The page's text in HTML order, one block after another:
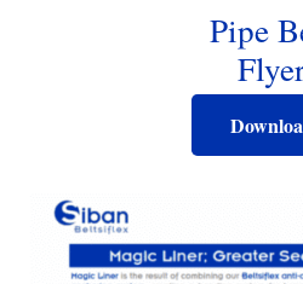
Pipe